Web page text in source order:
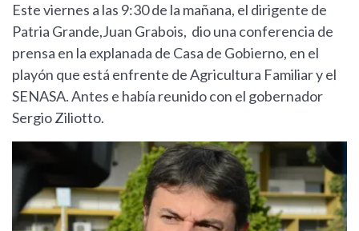
Este viernes a las 9:30 de la mañana, el dirigente de
Patria Grande,Juan Grabois, dio una conferencia de
prensa en la explanada de Casa de Gobierno, en el
playón que está enfrente de Agricultura Familiar y el
SENASA. Antes e había reunido con el gobernador
Sergio Ziliotto.